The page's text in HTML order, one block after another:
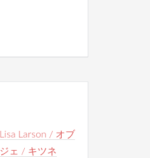
Lisa Larson / オブ
ジェ / キツネ